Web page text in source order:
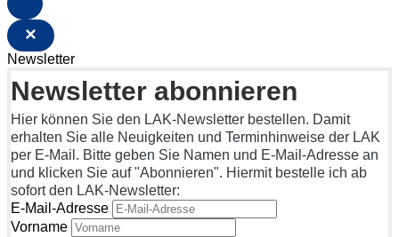
×
Newsletter
Newsletter abonnieren
Hier können Sie den LAK-Newsletter bestellen. Damit
erhalten Sie alle Neuigkeiten und Terminhinweise der LAK
per E-Mail. Bitte geben Sie Namen und E-Mail-Adresse an
und klicken Sie auf "Abonnieren". Hiermit bestelle ich ab
sofort den LAK-Newsletter:
E-Mail-Adresse
Vorname